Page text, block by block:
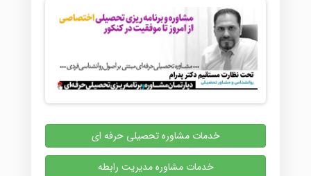
خدمات مشاوره تحصیلی حرفه ای
خدمات مشاوره مدیریت رابطه